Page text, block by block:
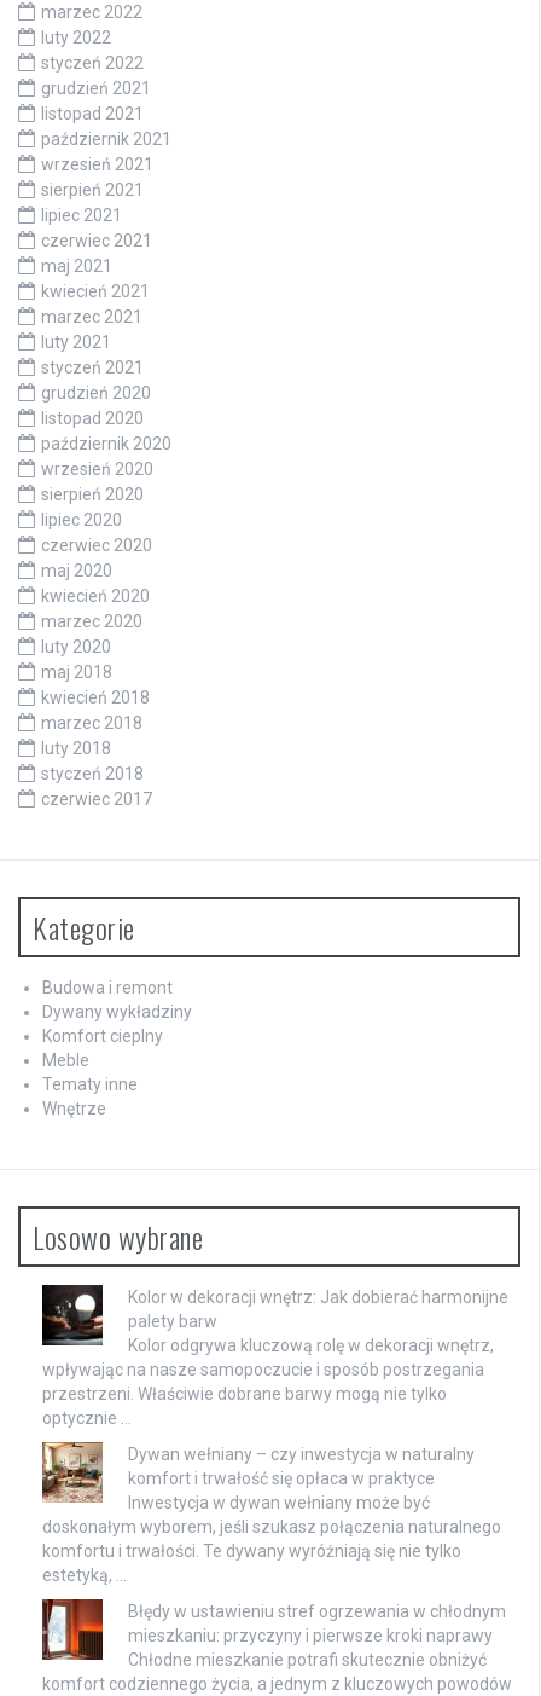
marzec 2022
luty 2022
styczeń 2022
grudzień 2021
listopad 2021
październik 2021
wrzesień 2021
sierpień 2021
lipiec 2021
czerwiec 2021
maj 2021
kwiecień 2021
marzec 2021
luty 2021
styczeń 2021
grudzień 2020
listopad 2020
październik 2020
wrzesień 2020
sierpień 2020
lipiec 2020
czerwiec 2020
maj 2020
kwiecień 2020
marzec 2020
luty 2020
maj 2018
kwiecień 2018
marzec 2018
luty 2018
styczeń 2018
czerwiec 2017
Kategorie
Budowa i remont
Dywany wykładziny
Komfort cieplny
Meble
Tematy inne
Wnętrze
Losowo wybrane
Kolor w dekoracji wnętrz: Jak dobierać harmonijne
palety barw
Kolor odgrywa kluczową rolę w dekoracji wnętrz,
wpływając na nasze samopoczucie i sposób postrzegania
przestrzeni. Właściwie dobrane barwy mogą nie tylko
optycznie …
Dywan wełniany – czy inwestycja w naturalny
komfort i trwałość się opłaca w praktyce
Inwestycja w dywan wełniany może być
doskonałym wyborem, jeśli szukasz połączenia naturalnego
komfortu i trwałości. Te dywany wyróżniają się nie tylko
estetyką, …
Błędy w ustawieniu stref ogrzewania w chłodnym
mieszkaniu: przyczyny i pierwsze kroki naprawy
Chłodne mieszkanie potrafi skutecznie obniżyć
komfort codziennego życia, a jednym z kluczowych powodów